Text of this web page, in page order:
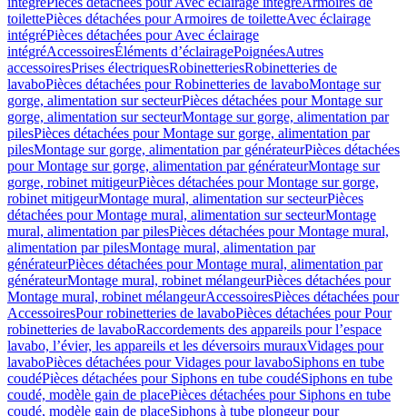
toilettePièces détachées pour Armoires de toiletteAvec éclairage
intégréPièces détachées pour Avec éclairage
intégréAccessoiresÉléments d’éclairagePoignéesAutres
accessoiresPrises électriquesRobinetteriesRobinetteries de
lavaboPièces détachées pour Robinetteries de lavaboMontage sur
gorge, alimentation sur secteurPièces détachées pour Montage sur
gorge, alimentation sur secteurMontage sur gorge, alimentation par
pilesPièces détachées pour Montage sur gorge, alimentation par
pilesMontage sur gorge, alimentation par générateurPièces détachées
pour Montage sur gorge, alimentation par générateurMontage sur
gorge, robinet mitigeurPièces détachées pour Montage sur gorge,
robinet mitigeurMontage mural, alimentation sur secteurPièces
détachées pour Montage mural, alimentation sur secteurMontage
mural, alimentation par pilesPièces détachées pour Montage mural,
alimentation par pilesMontage mural, alimentation par
générateurPièces détachées pour Montage mural, alimentation par
générateurMontage mural, robinet mélangeurPièces détachées pour
Montage mural, robinet mélangeurAccessoiresPièces détachées pour
AccessoiresPour robinetteries de lavaboPièces détachées pour Pour
robinetteries de lavaboRaccordements des appareils pour l’espace
lavabo, l’évier, les appareils et les déversoirs murauxVidages pour
lavaboPièces détachées pour Vidages pour lavaboSiphons en tube
coudéPièces détachées pour Siphons en tube coudéSiphons en tube
coudé, modèle gain de placePièces détachées pour Siphons en tube
coudé, modèle gain de placeSiphons à tube plongeur pour